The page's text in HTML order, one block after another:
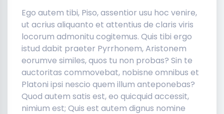
Ego autem tibi, Piso, assentior usu hoc venire,
ut acrius aliquanto et attentius de claris viris
locorum admonitu cogitemus. Quis tibi ergo
istud dabit praeter Pyrrhonem, Aristonem
eorumve similes, quos tu non probas? Sin te
auctoritas commovebat, nobisne omnibus et
Platoni ipsi nescio quem illum anteponebas?
Quod autem satis est, eo quicquid accessit,
nimium est; Quis est autem dignus nomine